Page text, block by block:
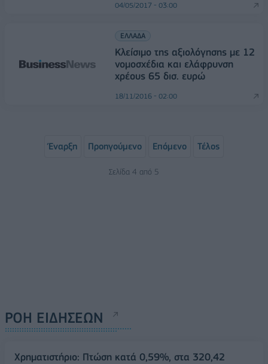
04/05/2017 - 03:00
ΕΛΛΑΔΑ
Κλείσιμο της αξιολόγησης με 12
νομοσχέδια και ελάφρυνση
χρέους 65 δισ. ευρώ
18/11/2016 - 02:00
Έναρξη Προηγούμενο Επόμενο Τέλος
Σελίδα 4 από 5
ΡΟΗ ΕΙΔΗΣΕΩΝ
Χρηματιστήριο: Πτώση κατά 0,59%, στα 320,42